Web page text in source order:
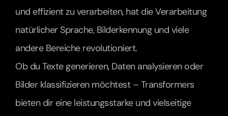
und effizient zu verarbeiten, hat die Verarbeitung
natürlicher Sprache, Bilderkennung und viele
andere Bereiche revolutioniert.
Ob du Texte generieren, Daten analysieren oder
Bilder klassifizieren möchtest – Transformers
bieten dir eine leistungsstarke und vielseitige